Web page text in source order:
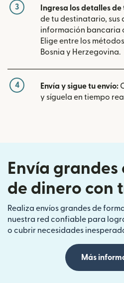
3 Ingresa los detalles de
de tu destinatario,
información bancaria
Elige entre los
Bosnia y Herzegovina.
4 Envía y sigue tu envío:
y síguela en tiempo
Envía
de dinero con
Realiza envíos grandes de
nuestra red confiable para
o cubrir necesidades
Más